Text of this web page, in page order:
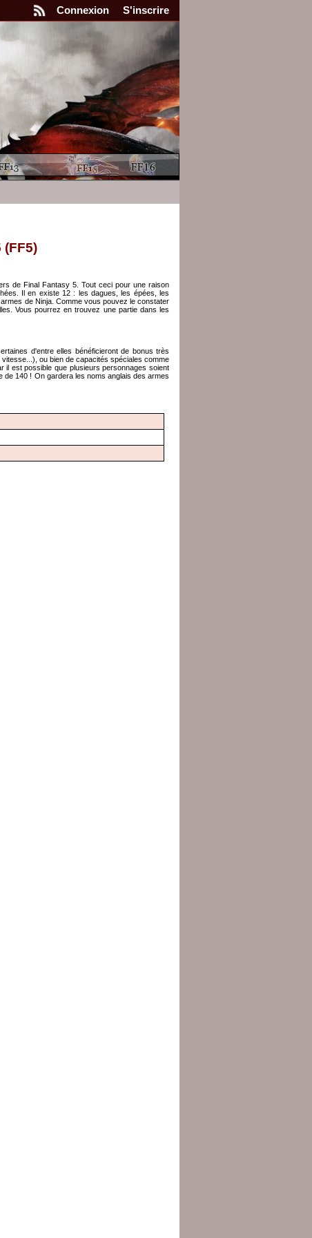
S'inscrire
Connexion
(FF5)
de Final Fantasy 5. Tout ceci pour une raison
Il en existe 12 : les dagues, les épées, les
de Ninja. Comme vous pouvez le constater
Vous pourrez en trouvez une partie dans les
d'entre elles bénéficieront de bonus très
ou bien de capacités spéciales comme
il est possible que plusieurs personnages soient
de 140 ! On gardera les noms anglais des armes